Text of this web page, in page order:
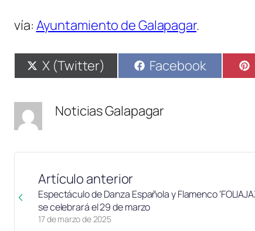
vía: Ayuntamiento de Galapagar.
Compartir
en
X (Twitter) Compartir
en
Facebook
Noticias Galapagar
Artículo anterior
17 de marzo de 2025
Espectáculo de Danza Española y Flamenco
se celebrará el 29 de marzo